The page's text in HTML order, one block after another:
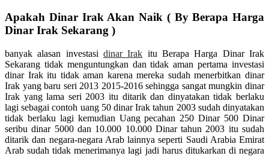
Apakah Dinar Irak Akan Naik ( By Berapa Harga
Dinar Irak Sekarang )
banyak alasan investasi dinar Irak itu Berapa Harga Dinar Irak
Sekarang tidak menguntungkan dan tidak aman pertama investasi
dinar Irak itu tidak aman karena mereka sudah menerbitkan dinar
Irak yang baru seri 2013 2015-2016 sehingga sangat mungkin dinar
Irak yang lama seri 2003 itu ditarik dan dinyatakan tidak berlaku
lagi sebagai contoh uang 50 dinar Irak tahun 2003 sudah dinyatakan
tidak berlaku lagi kemudian Uang pecahan 250 Dinar 500 Dinar
seribu dinar 5000 dan 10.000 10.000 Dinar tahun 2003 itu sudah
ditarik dan negara-negara Arab lainnya seperti Saudi Arabia Emirat
Arab sudah tidak menerimanya lagi jadi harus ditukarkan di negara